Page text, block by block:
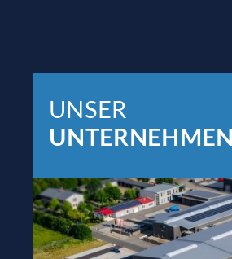
UNSER
UNTERNEHMEN